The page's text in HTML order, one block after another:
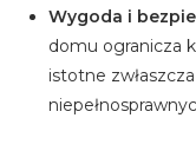
Wygoda i
domu ogranicza
istotne